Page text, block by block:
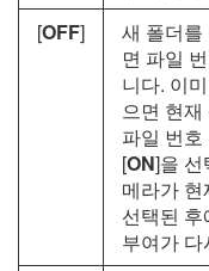
[OFF]
새 폴더
면 파일
니다. 이
으면 현
파일 번
[ON]을 선
메라가
선택된
부여가